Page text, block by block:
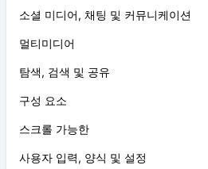
소셜 미디어, 채팅 및 커뮤니케이션
멀티미디어
탐색, 검색 및 공유
구성 요소
스크롤 가능한
사용자 입력, 양식 및 설정